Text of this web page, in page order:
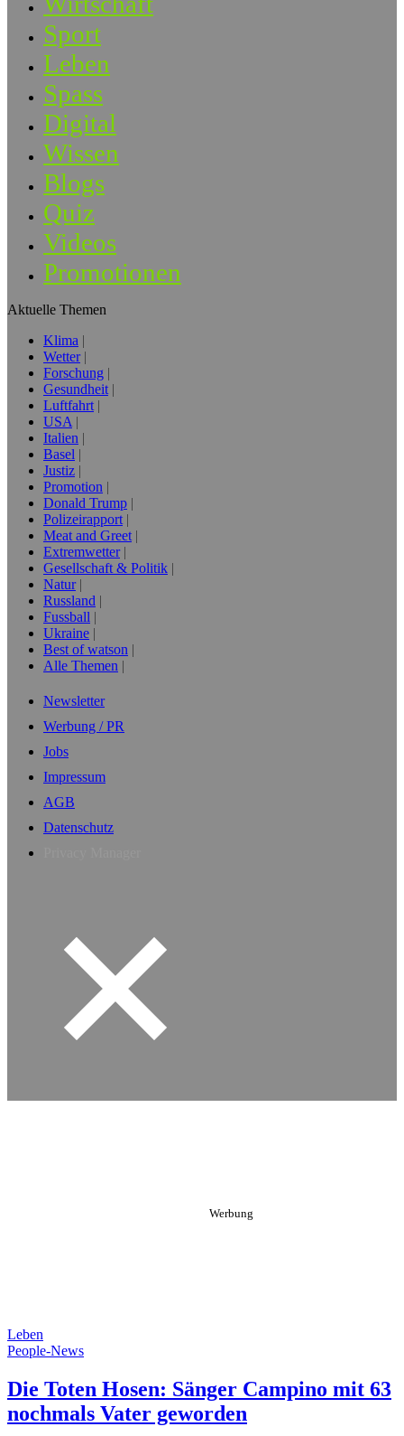
Sport
Leben
Spass
Digital
Wissen
Blogs
Quiz
Videos
Promotionen
Aktuelle Themen
Klima
Wetter
Forschung
Gesundheit
Luftfahrt
USA
Italien
Basel
Justiz
Promotion
Donald Trump
Polizeirapport
Meat and Greet
Extremwetter
Gesellschaft & Politik
Natur
Russland
Fussball
Ukraine
Best of watson
Alle Themen
Newsletter
Werbung / PR
Jobs
Impressum
AGB
Datenschutz
Leben
People-News
Die Toten Hosen: Sänger Campino mit 63
nochmals Vater geworden